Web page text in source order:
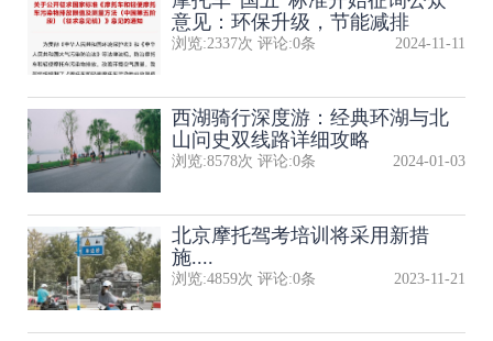
意见：环保升级，节能减排
浏览:2337次 评论:0条 2024-11-11
西湖骑行深度游：经典环湖与北
山问史双线路详细攻略
浏览:8578次 评论:0条 2024-01-03
北京摩托驾考培训将采用新措
施....
浏览:4859次 评论:0条 2023-11-21